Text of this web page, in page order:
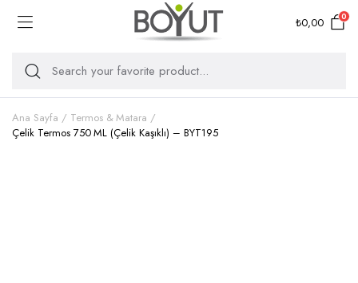
₺0,00 0
Ana Sayfa
Termos & Matara
Çelik Termos 750 ML (Çelik Kaşıklı) – BYT195